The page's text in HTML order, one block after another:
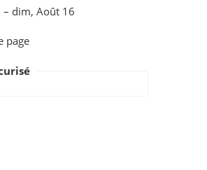
– dim, Août 16
page